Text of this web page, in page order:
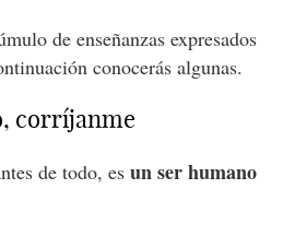
de enseñanzas expresados
conocerás algunas.
corríjanme
de todo, es un ser humano